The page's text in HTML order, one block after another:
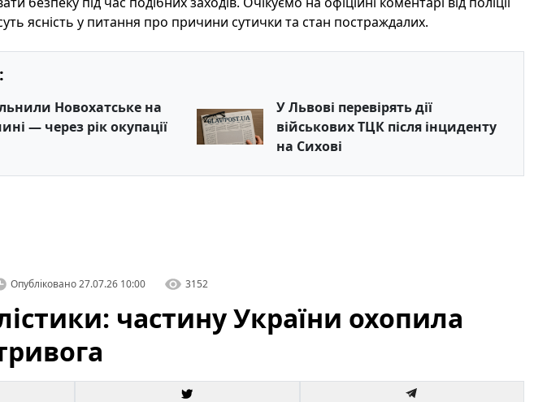
ясність у питання про причини сутички та стан постраждалих.
Новохатське на
— через рік окупації
У Львові перевірять дії
військових ТЦК після інциденту
на Сихові
Опубліковано27.07.26 10:00 3152
частину України охопила